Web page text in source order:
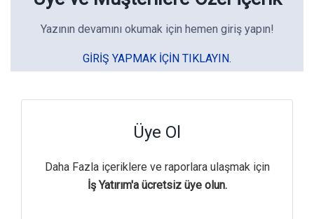
Yazının devamını okumak için hemen giriş yapın!
GIRIŞ YAPMAK IÇIN TIKLAYIN.
Üye Ol
Daha Fazla içeriklere ve raporlara ulaşmak için
İş Yatırım'a ücretsiz üye olun.